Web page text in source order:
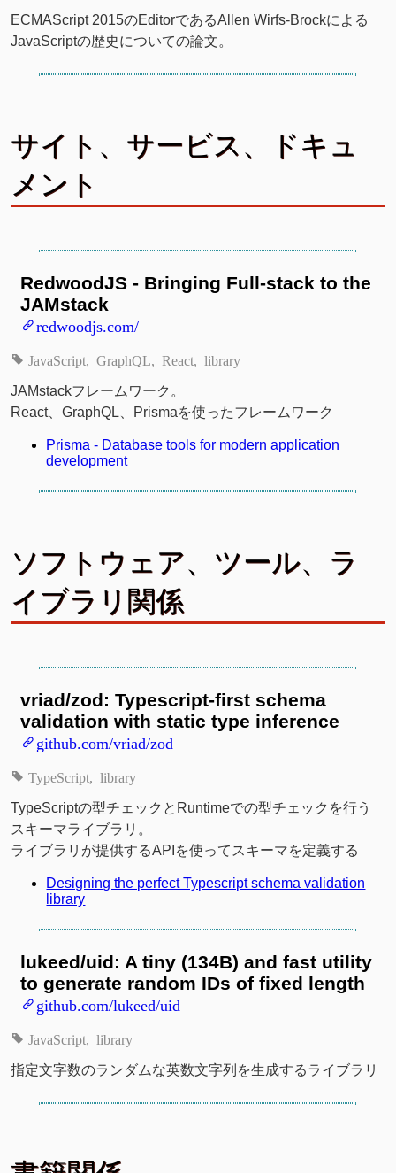
ECMAScript 2015のEditorであるAllen Wirfs-Brockによる
JavaScriptの歴史についての論文。
サイト、サービス、ドキュ
メント
RedwoodJS - Bringing Full-stack to the
JAMstack
redwoodjs.com/
JavaScript GraphQL React library
JAMstackフレームワーク。
React、GraphQL、Prismaを使ったフレームワーク
Prisma - Database tools for modern application
development
ソフトウェア、ツール、ラ
イブラリ関係
vriad/zod: Typescript-first schema
validation with static type inference
github.com/vriad/zod
TypeScript library
TypeScriptの型チェックとRuntimeでの型チェックを行う
スキーマライブラリ。
ライブラリが提供するAPIを使ってスキーマを定義する
Designing the perfect Typescript schema validation
library
lukeed/uid: A tiny (134B) and fast utility
to generate random IDs of fixed length
github.com/lukeed/uid
JavaScript library
指定文字数のランダムな英数文字列を生成するライブラリ